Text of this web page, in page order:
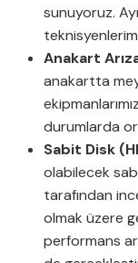
sunuyoruz.
Anakart
anakartta
durumlarda
Sabit Disk
olabilecek
tarafından
olmak üzere
performans